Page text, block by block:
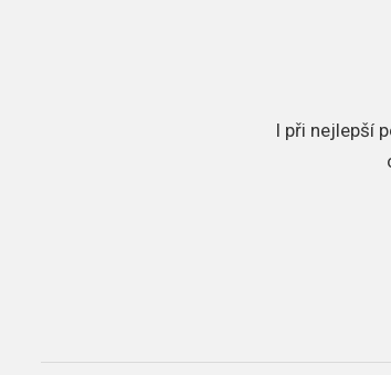
I při nejlepší